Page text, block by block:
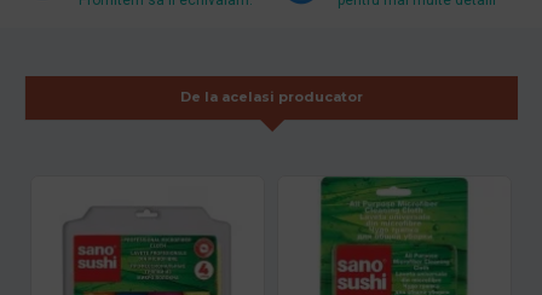
De la acelasi producator